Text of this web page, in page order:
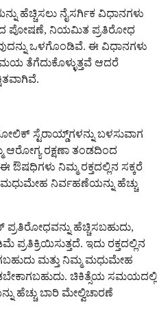
ಹೆಚ್ಚಿಸಲು ನೈಸರ್ಗಿಕ ವಿಧಾನಗಳು
ಪೋಷಣೆ, ನಿಯಮಿತ ಪ್ರತಿರೋಧ
ಒಳಗೊಂಡಿವೆ. ಈ ವಿಧಾನಗಳು
ತೆಗೆದುಕೊಳ್ಳುತ್ತವೆ ಆದರೆ
ಸ್ಟೆರಾಯ್ಡ್‌ಗಳನ್ನು ಬಳಸುವಾಗ
ಆರೋಗ್ಯ ರಕ್ಷಣಾ ತಂಡದಿಂದ
ಔಷಧಿಗಳು ನಿಮ್ಮ ರಕ್ತದಲ್ಲಿನ ಸಕ್ಕರೆ
ಮಧುಮೇಹ ನಿರ್ವಹಣೆಯನ್ನು ಹೆಚ್ಚು
ಹೆಚ್ಚಿಸಬಹುದು,
ಇದು ರಕ್ತದಲ್ಲಿನ
ಮತ್ತು ನಿಮ್ಮ ಮಧುಮೇಹ
ಚಿಕಿತ್ಸೆಯ ಸಮಯದಲ್ಲಿ
ಹೆಚ್ಚು ಬಾರಿ ಮೇಲ್ವಿಚಾರಣೆ